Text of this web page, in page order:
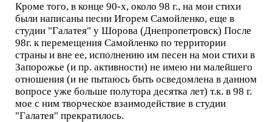
Кроме того, в конце 90-х, около 98 г., на мои стихи
были написаны песни Игорем Самойленко, еще в
студии "Галатея" у Шорова (Днепропетровск) После
98г. к перемещения Самойленко по территории
страны и вне ее, исполнению им песен на мои стихи в
Запорожье (и пр. активности) не имею ни малейшего
отношения (и не пытаюсь быть осведомлена в данном
вопросе уже больше полутора десятка лет) т.к. в 98 г.
мое с ним творческое взаимодействие в студии
"Галатея" прекратилось.